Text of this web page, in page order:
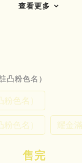
查看更多
凸粉色名）
色名）
色名） 耀金
售完